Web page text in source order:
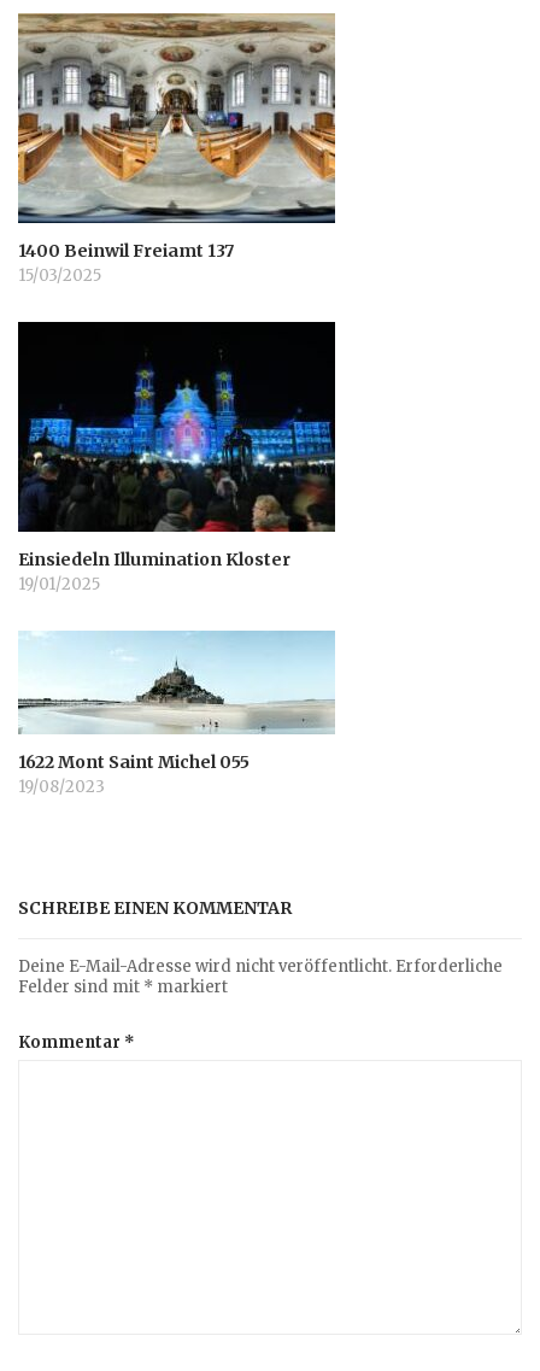
1400 Beinwil Freiamt 137
15/03/2025
Einsiedeln Illumination Kloster
19/01/2025
1622 Mont Saint Michel 055
19/08/2023
SCHREIBE EINEN KOMMENTAR
Deine E-Mail-Adresse wird nicht veröffentlicht. Erforderliche
Felder sind mit * markiert
Kommentar *